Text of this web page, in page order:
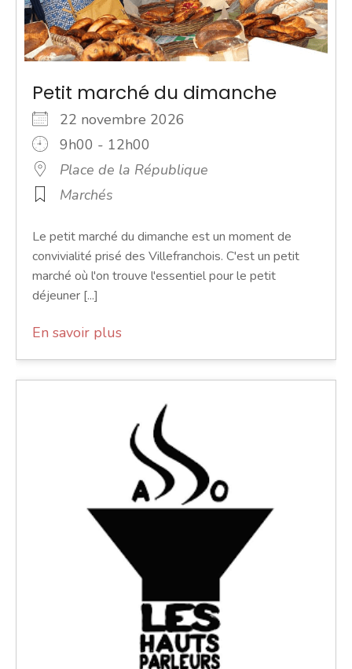
Petit marché du dimanche
22 novembre 2026
9h00 - 12h00
Place de la République
Marchés
Le petit marché du dimanche est un moment de
convivialité prisé des Villefranchois. C'est un petit
marché où l'on trouve l'essentiel pour le petit
déjeuner [...]
En savoir plus